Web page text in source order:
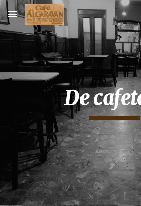
Skip to main content
De